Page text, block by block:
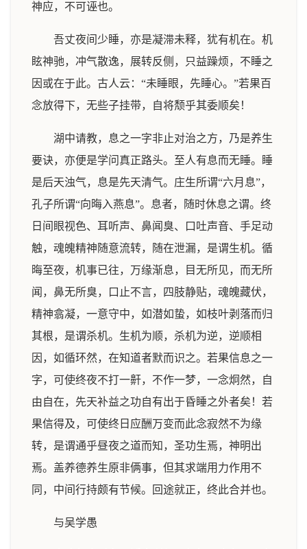
神应，不可诬也。
吾丈夜间少睡，亦是凝滞未释，犹有机在。机
眩神驰，冲气散逸，展转反侧，只益躁烦，不睡之
因或在于此。古人云：“未睡眼，先睡心。”若果百
念放得下，无些子挂带，自将颓乎其委顺矣！
湖中请教，息之一字非止对治之方，乃是养生
要诀，亦便是学问真正路头。至人有息而无睡。睡
是后天浊气，息是先天清气。庄生所谓“六月息”，
孔子所谓“向晦入燕息”。息者，随时休息之谓。终
日间眼视色、耳听声、鼻闻臭、口吐声音、手足动
触，魂魄精神随意流转，随在泄漏，是谓生机。循
晦至夜，机事已往，万缘渐息，目无所见，而无所
闻，鼻无所臭，口止不言，四肢静贴，魂魄藏伏，
精神翕凝，一意守中，如潜如蛰，如枝叶剥落而归
其根，是谓杀机。生机为顺，杀机为逆，逆顺相
因，如循环然，在知道者默而识之。若果信息之一
字，可使终夜不打一鼾，不作一梦，一念炯然，自
由自在，先天补益之功自有出于昏睡之外者矣！若
果信得及，可使终日应酬万变而此念寂然不为缘
转，是谓通乎昼夜之道而知，圣功生焉，神明出
焉。盖养德养生原非俩事，但其求端用力作用不
同，中间行持颇有节候。回途就正，终此合并也。
与吴学愚